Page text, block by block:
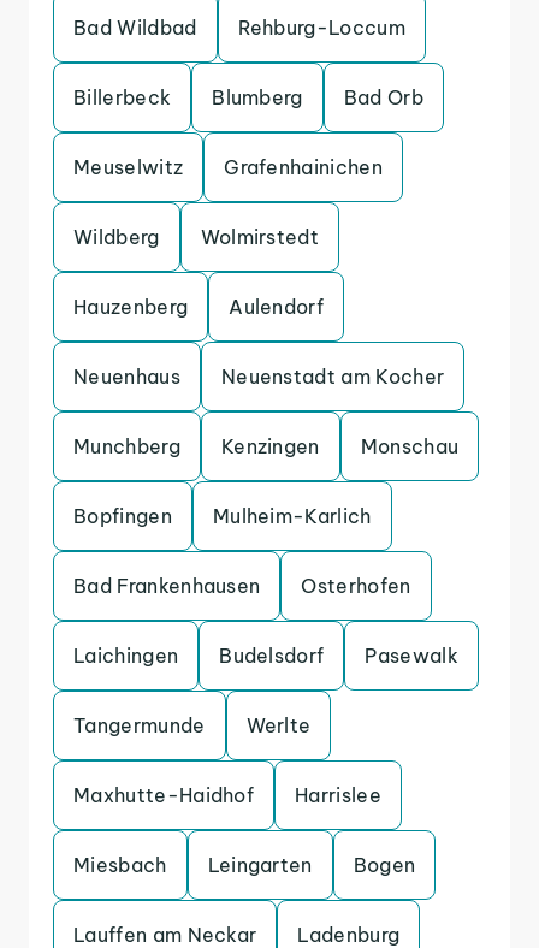
Bad Wildbad Rehburg-Loccum
Billerbeck Blumberg Bad Orb
Meuselwitz Grafenhainichen
Wildberg Wolmirstedt
Hauzenberg Aulendorf
Neuenhaus Neuenstadt am Kocher
Munchberg Kenzingen Monschau
Bopfingen Mulheim-Karlich
Bad Frankenhausen Osterhofen
Laichingen Budelsdorf Pasewalk
Tangermunde Werlte
Maxhutte-Haidhof Harrislee
Miesbach Leingarten Bogen
Lauffen am Neckar Ladenburg